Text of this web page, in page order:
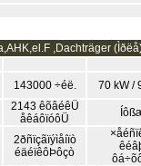
,Dachträger
143000 ÷éë. 70 kW /
2143 êõâéêÜ
åêáôïóôÜ
2ðñïçãïýìåíïò
éäéïêôÞôçò